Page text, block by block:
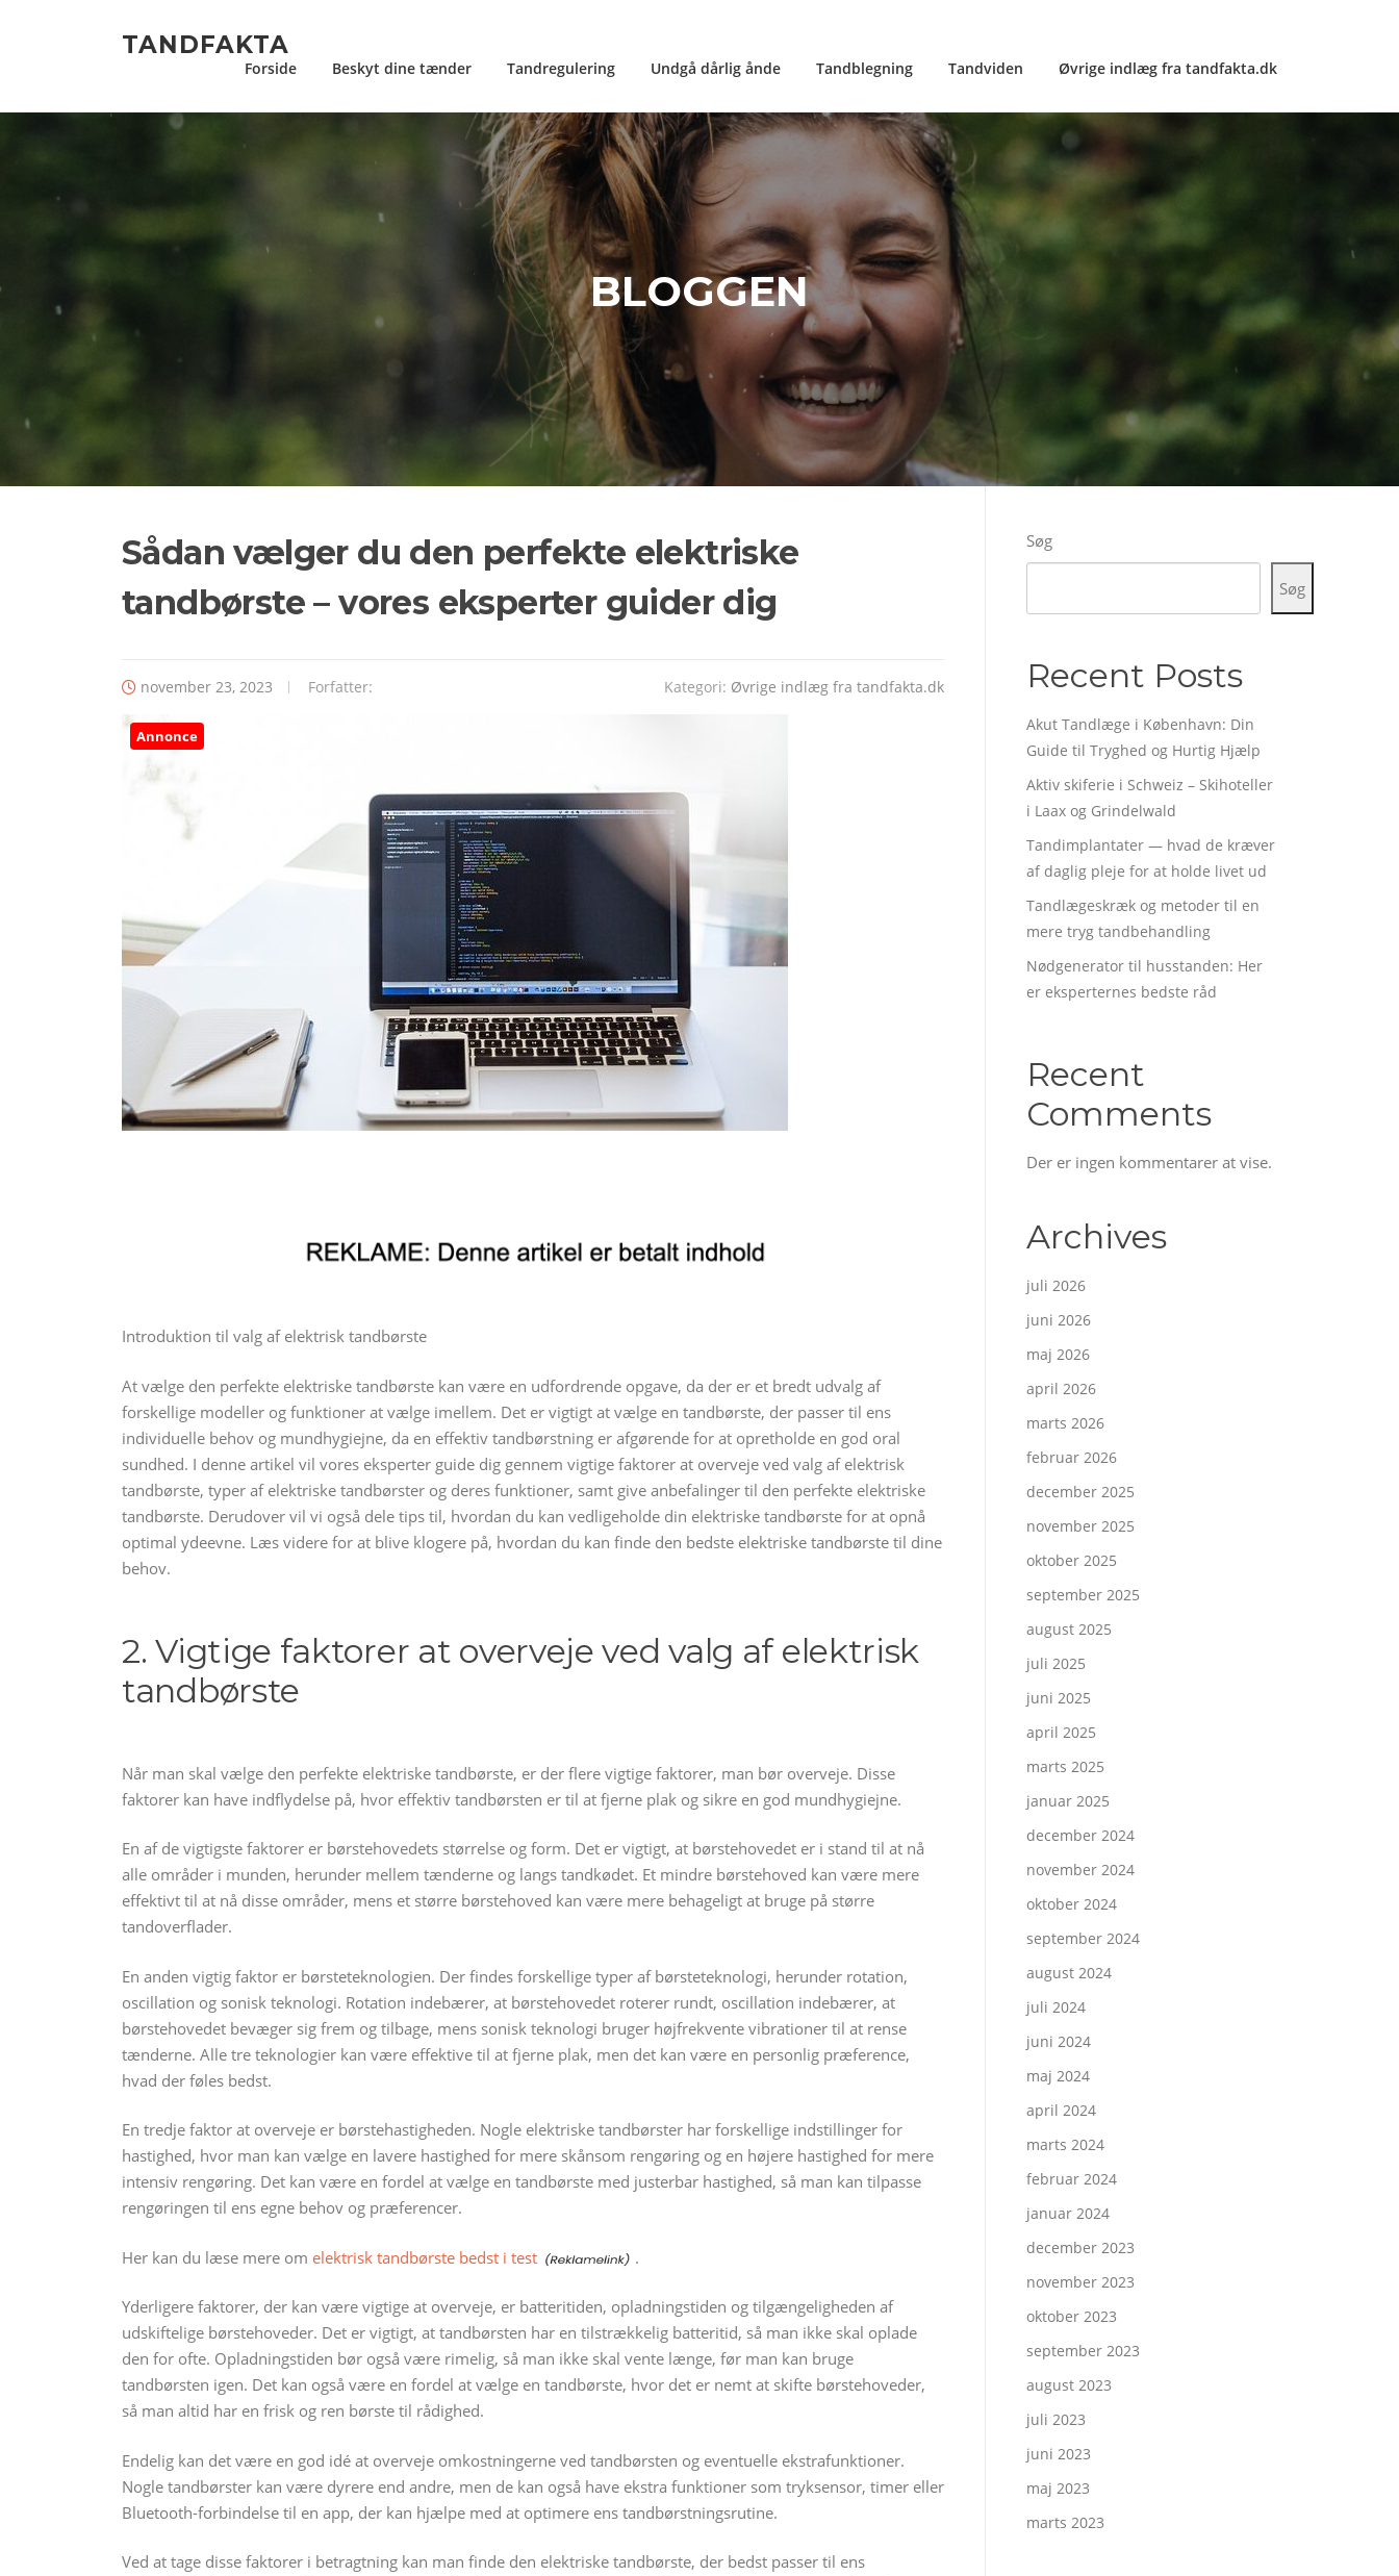
TANDFAKTA
Forside Beskyt dine tænder Tandregulering Undgå dårlig ånde Tandblegning Tandviden Øvrige indlæg fra tandfakta.dk
BLOGGEN
Sådan vælger du den perfekte elektriske
tandbørste – vores eksperter guider dig
november 23, 2023 Forfatter: Kategori: Øvrige indlæg fra tandfakta.dk
Annonce
Introduktion til valg af elektrisk tandbørste
At vælge den perfekte elektriske tandbørste kan være en udfordrende opgave, da der er et bredt udvalg af
forskellige modeller og funktioner at vælge imellem. Det er vigtigt at vælge en tandbørste, der passer til ens
individuelle behov og mundhygiejne, da en effektiv tandbørstning er afgørende for at opretholde en god oral
sundhed. I denne artikel vil vores eksperter guide dig gennem vigtige faktorer at overveje ved valg af elektrisk
tandbørste, typer af elektriske tandbørster og deres funktioner, samt give anbefalinger til den perfekte elektriske
tandbørste. Derudover vil vi også dele tips til, hvordan du kan vedligeholde din elektriske tandbørste for at opnå
optimal ydeevne. Læs videre for at blive klogere på, hvordan du kan finde den bedste elektriske tandbørste til dine
behov.
2. Vigtige faktorer at overveje ved valg af elektrisk
tandbørste
Når man skal vælge den perfekte elektriske tandbørste, er der flere vigtige faktorer, man bør overveje. Disse
faktorer kan have indflydelse på, hvor effektiv tandbørsten er til at fjerne plak og sikre en god mundhygiejne.
En af de vigtigste faktorer er børstehovedets størrelse og form. Det er vigtigt, at børstehovedet er i stand til at nå
alle områder i munden, herunder mellem tænderne og langs tandkødet. Et mindre børstehoved kan være mere
effektivt til at nå disse områder, mens et større børstehoved kan være mere behageligt at bruge på større
tandoverflader.
En anden vigtig faktor er børsteteknologien. Der findes forskellige typer af børsteteknologi, herunder rotation,
oscillation og sonisk teknologi. Rotation indebærer, at børstehovedet roterer rundt, oscillation indebærer, at
børstehovedet bevæger sig frem og tilbage, mens sonisk teknologi bruger højfrekvente vibrationer til at rense
tænderne. Alle tre teknologier kan være effektive til at fjerne plak, men det kan være en personlig præference,
hvad der føles bedst.
En tredje faktor at overveje er børstehastigheden. Nogle elektriske tandbørster har forskellige indstillinger for
hastighed, hvor man kan vælge en lavere hastighed for mere skånsom rengøring og en højere hastighed for mere
intensiv rengøring. Det kan være en fordel at vælge en tandbørste med justerbar hastighed, så man kan tilpasse
rengøringen til ens egne behov og præferencer.
Her kan du læse mere om elektrisk tandbørste bedst i test .
Yderligere faktorer, der kan være vigtige at overveje, er batteritiden, opladningstiden og tilgængeligheden af
udskiftelige børstehoveder. Det er vigtigt, at tandbørsten har en tilstrækkelig batteritid, så man ikke skal oplade
den for ofte. Opladningstiden bør også være rimelig, så man ikke skal vente længe, før man kan bruge
tandbørsten igen. Det kan også være en fordel at vælge en tandbørste, hvor det er nemt at skifte børstehoveder,
så man altid har en frisk og ren børste til rådighed.
Endelig kan det være en god idé at overveje omkostningerne ved tandbørsten og eventuelle ekstrafunktioner.
Nogle tandbørster kan være dyrere end andre, men de kan også have ekstra funktioner som tryksensor, timer eller
Bluetooth-forbindelse til en app, der kan hjælpe med at optimere ens tandbørstningsrutine.
Ved at tage disse faktorer i betragtning kan man finde den elektriske tandbørste, der bedst passer til ens
Søg
Søg
Recent Posts
Akut Tandlæge i København: Din
Guide til Tryghed og Hurtig Hjælp
Aktiv skiferie i Schweiz – Skihoteller
i Laax og Grindelwald
Tandimplantater — hvad de kræver
af daglig pleje for at holde livet ud
Tandlægeskræk og metoder til en
mere tryg tandbehandling
Nødgenerator til husstanden: Her
er eksperternes bedste råd
Recent
Comments
Der er ingen kommentarer at vise.
Archives
juli 2026
juni 2026
maj 2026
april 2026
marts 2026
februar 2026
december 2025
november 2025
oktober 2025
september 2025
august 2025
juli 2025
juni 2025
april 2025
marts 2025
januar 2025
december 2024
november 2024
oktober 2024
september 2024
august 2024
juli 2024
juni 2024
maj 2024
april 2024
marts 2024
februar 2024
januar 2024
december 2023
november 2023
oktober 2023
september 2023
august 2023
juli 2023
juni 2023
maj 2023
marts 2023